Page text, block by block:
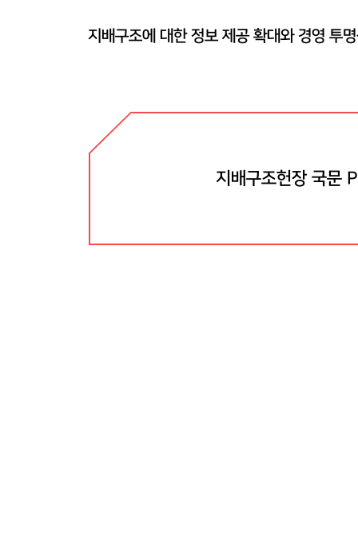
지배구조에 대한 정보 제공 확대와 경영 투
지배구조헌장 국문